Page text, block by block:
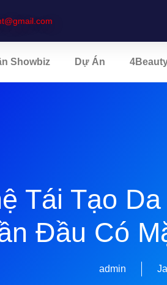
Showbiz Dự Án
Tái Tạo
Đầu Có
admin